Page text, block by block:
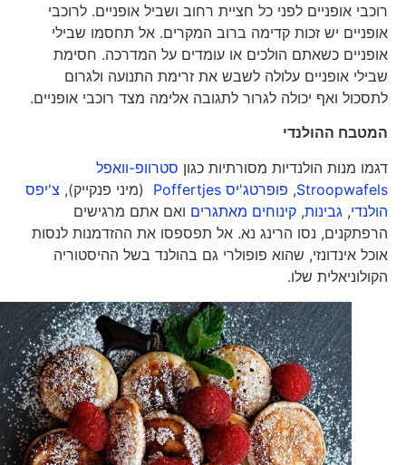
רוכבי אופניים לפני כל חציית רחוב ושביל אופניים. לרוכבי
אופניים יש זכות קדימה ברוב המקרים. אל תחסמו שבילי
אופניים כשאתם הולכים או עומדים על המדרכה. חסימת
שבילי אופניים עלולה לשבש את זרימת התנועה ולגרום
לתסכול ואף יכולה לגרור לתגובה אלימה מצד רוכבי אופניים.
המטבח ההולנדי
דגמו מנות הולנדיות מסורתיות כגוןסטרוופ-וואפל
Stroopwafels
,פופרטג'יס Poffertjes (מיני פנקייק),צ'יפס
הולנדי,גבינות,קינוחים מאתגריםואם אתם מרגישים
הרפתקנים, נסו הרינג נא. אל תפספסו את ההזדמנות לנסות
אוכל אינדונזי, שהוא פופולרי גם בהולנד בשל ההיסטוריה
הקולוניאלית שלו.